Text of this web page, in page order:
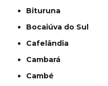
Bituruna
Bocaiúva do Sul
Cafelândia
Cambará
Cambé